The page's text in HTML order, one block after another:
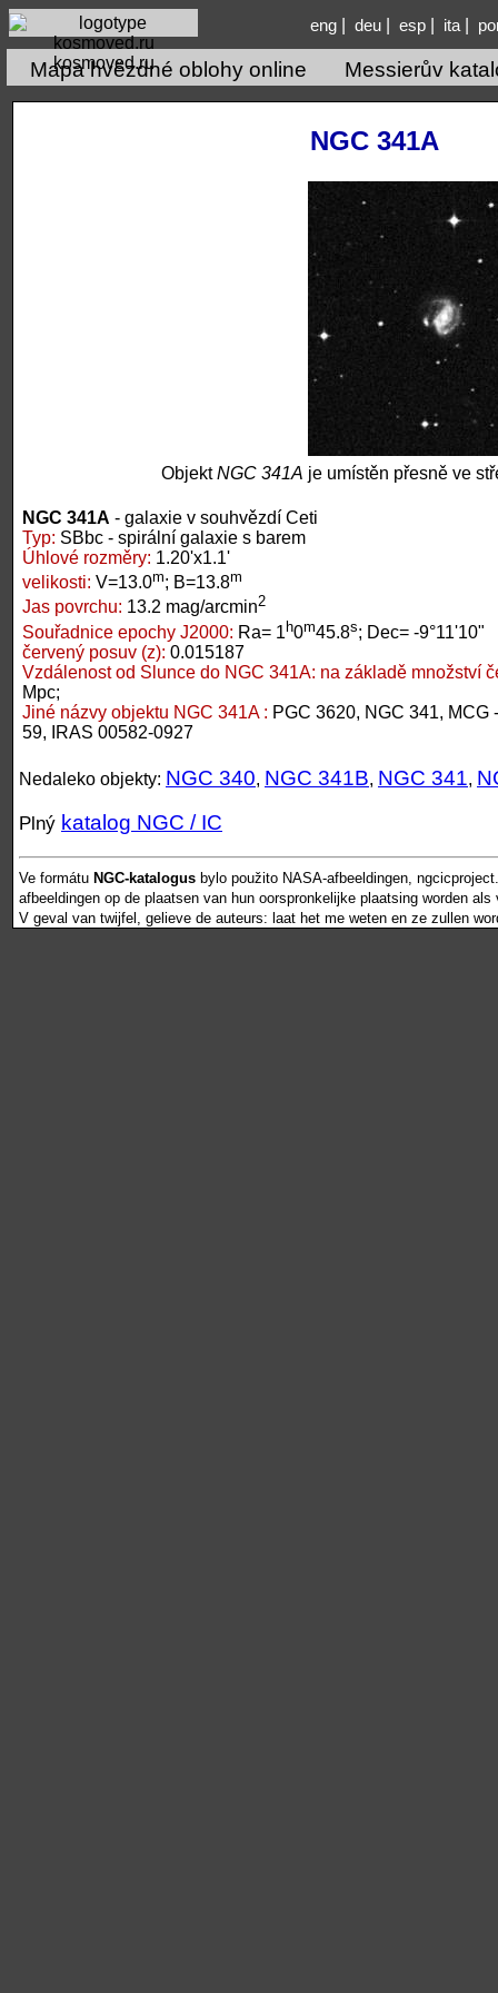
kosmoved.ru
eng| deu| esp| ita|
Mapa hvězdné oblohy online Messierův
NGC 341A
ObjektNGC 341A je umístěn přesně ve
NGC 341A - galaxie v souhvězdí Ceti
Typ: SBbc - spirální galaxie s barem
Úhlové rozměry: 1.20'x1.1'
velikosti: V=13.0m; B=13.8m
Jas povrchu: 13.2 mag/arcmin2
Souřadnice epochy J2000: Ra= 1 h0m45.8s; Dec= -9°11'10"
červený posuv (z): 0.015187
Vzdálenost od Slunce do NGC 341A: na základě množství
Mpc;
Jiné názvy objektu NGC 341A : PGC 3620, NGC 341, MCG
59, IRAS 00582-0927
Nedaleko objekty: NGC 340, NGC 341B, NGC 341,
Plný katalog NGC / IC
Ve formátu NGC-katalogus bylo použito NASA-afbeeldingen,
afbeeldingen op de plaatsen van hun oorspronkelijke plaatsing worden
V geval van twijfel, gelieve de auteurs: laat het me weten en ze zullen